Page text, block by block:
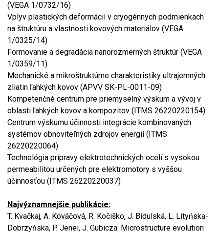
(VEGA 1/0732/16)
Vplyv plastických deformácií v cryogénnych podmienkach
na štruktúru a vlastnosti kovových materiálov (VEGA
1/0325/14)
Formovanie a degradácia nanorozmerných štruktúr (VEGA
1/0359/11)
Mechanické a mikroštruktúrne charakteristiky ultrajemných
zliatin ľahkých kovov (APVV SK-PL-0011-09)
Kompetenčné centrum pre priemyselný výskum a vývoj v
oblasti ľahkých kovov a kompozitov (ITMS 26220220154)
Centrum výskumu účinnosti integrácie kombinovaných
systémov obnoviteľných zdrojov energií (ITMS
26220220064)
Technológia prípravy elektrotechnických ocelí s vysokou
permeabilitou určených pre elektromotory s vyššou
účinnosťou (ITMS 26220220037)
Najvýznamnejšie publikácie:
T. Kvačkaj, A. Kováčová, R. Kočiško, J. Bidulská, L. Lityńska-
Dobrzyńska, P. Jenei, J. Gubicza: Microstructure evolution